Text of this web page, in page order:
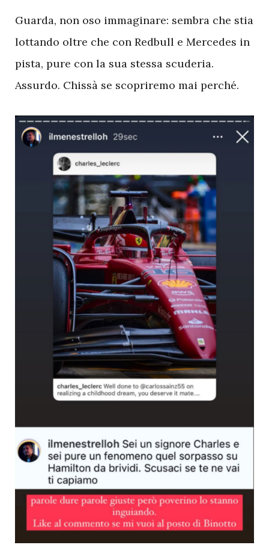
Guarda, non oso immaginare: sembra che stia
lottando oltre che con Redbull e Mercedes in
pista, pure con la sua stessa scuderia.
Assurdo. Chissà se scopriremo mai perché.